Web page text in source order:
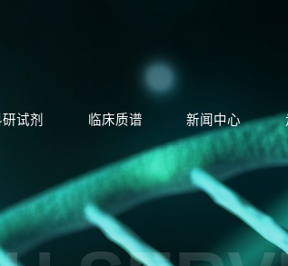
试剂 临床质谱 新闻中心